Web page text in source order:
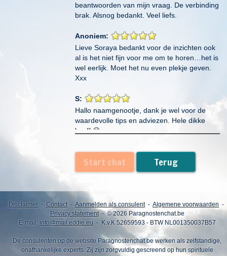
beantwoorden van mijn vraag. De verbinding
brak. Alsnog bedankt. Veel liefs.
Anoniem:
Lieve Soraya bedankt voor de inzichten ook
al is het niet fijn voor me om te horen…het is
wel eerlijk. Moet het nu even plekje geven.
Xxx
S:
Hallo naamgenootje, dank je wel voor de
waardevolle tips en adviezen. Hele dikke
knuff 😘
Cherryl:
Wow wow wat een lieverd . Ik heb zo
gelachen ! Wat een schat ben jij toch en
er enorm veel aan gehad . Ik wil je echt
bedanken voor de adviezen en de reading !
Je bent gewoon een engel ! Ik voelde mij
gelijk thuis bij jou en kon vrij praten . Dikke
knuffel voor jou ❤️
mathilde :
Start chat Terug
Disclaimer - Contact- Aanmelden als consulent- Algemene voorwaarden -
Privacy statement- © 2026 Paragnostenchat.be
E-mail: info@mail.eddie.eu - K.v.K 52659593 - BTW NL001350037B57
De consulenten op de website Paragnostenchat.be werken als zelfstandige,
onafhankelijke experts. Zij zijn zorgvuldig gescreend op hun spirituele